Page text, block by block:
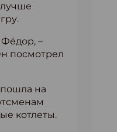
Фёдор, –
посмотрел
на
котлеты.